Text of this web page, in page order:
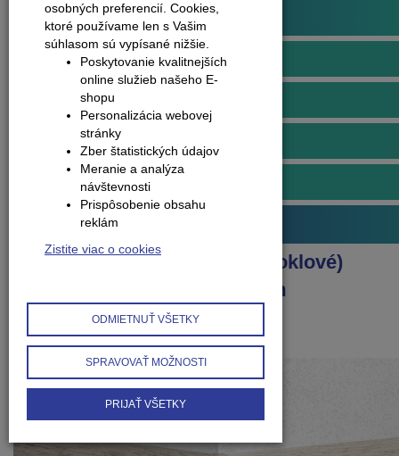
Obvodové lišty (soklové)
Lišty soklové plastové
Doplnky k plastovým lištám
Lišty soklové hliníkové
Doplnky k hliníkovým lištám
Príslušenstvo k podlahám
Produkty
Obvodové lišty (soklové)
Doplnky k plastovým lištám
Roh vonkajší CLASSIC
osobných preferencií. Cookies,
ktoré používame len s Vašim
súhlasom sú vypísané nižšie.
Poskytovanie kvalitnejších
online služieb našeho E-
shopu
Personalizácia webovej
stránky
Zber štatistických údajov
Meranie a analýza
návštevnosti
Prispôsobenie obsahu
reklám
Zistite viac o cookies
ODMIETNUŤ VŠETKY
SPRAVOVAŤ MOŽNOSTI
PRIJAŤ VŠETKY